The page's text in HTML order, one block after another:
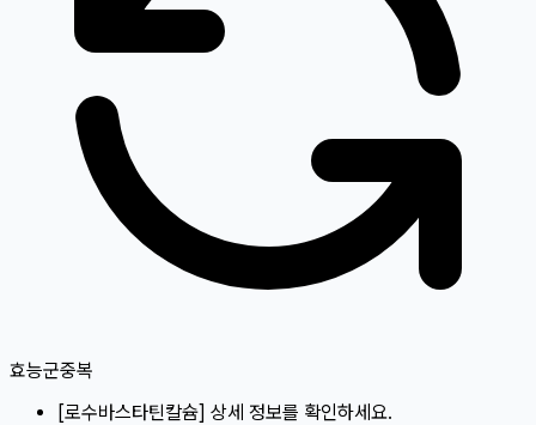
효능군중복
[로수바스타틴칼슘] 상세 정보를 확인하세요.